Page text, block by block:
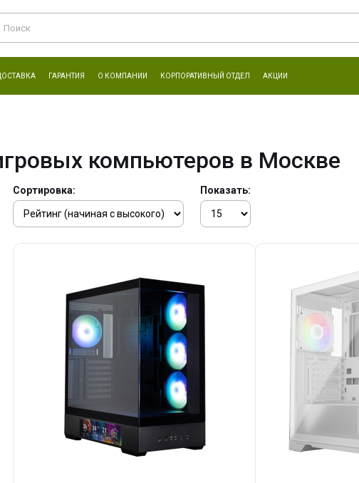
ГАРАНТИЯ О КОМПАНИИ КОРПОРАТИВНЫЙ ОТДЕЛ АКЦИИ
компьютеров в Москве
Сортировка: Показать: